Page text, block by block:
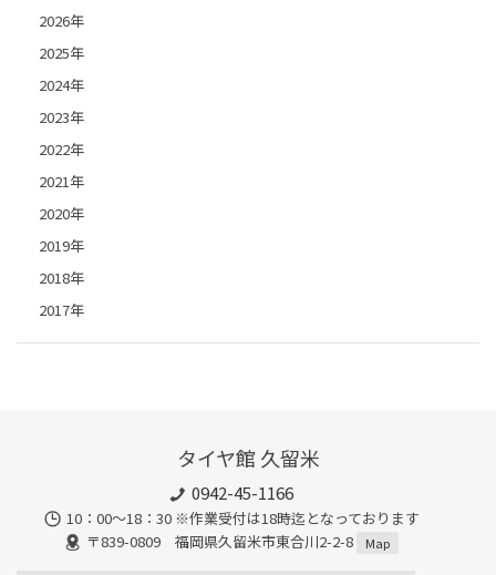
2026年
2025年
2024年
2023年
2022年
2021年
2020年
2019年
2018年
2017年
タイヤ館 久留米
0942-45-1166
10：00～18：30 ※作業受付は18時迄となっております
〒839-0809 福岡県久留米市東合川2-2-8
Map